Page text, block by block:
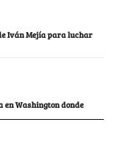
Iván Mejía para luchar
en Washington donde